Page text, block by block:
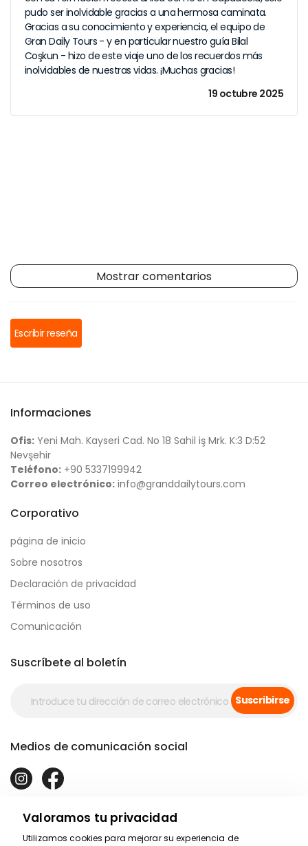
pudo ser inolvidable gracias a una hermosa caminata.
Gracias a su conocimiento y experiencia, el equipo de
Gran Daily Tours - y en particular nuestro guía Bilal
Coşkun - hizo de este viaje uno de los recuerdos más
inolvidables de nuestras vidas. ¡Muchas gracias!
19 octubre 2025
Mostrar comentarios
Escribir reseña
Informaciones
Ofis: Yeni Mah. Kayseri Cad. No 18 Sahil iş Mrk. K:3 D:52
Nevşehir
Teléfono: +90 5337199942
Correo electrónico: info@granddailytours.com
Corporativo
página de inicio
Sobre nosotros
Declaración de privacidad
Términos de uso
Comunicación
Suscríbete al boletín
Suscribirse
Medios de comunicación social
Valoramos tu privacidad
Utilizamos cookies para mejorar su experiencia de